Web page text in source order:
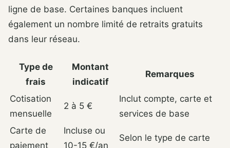
ligne de base. Certaines banques incluent
également un nombre limité de retraits gratuits
dans leur réseau.
Type de
frais
Montant
indicatif
Remarques
Cotisation
mensuelle
2 à 5 €
Inclut compte, carte et
services de base
Carte de
paiement
Incluse ou
10-15 €/an
Selon le type de carte